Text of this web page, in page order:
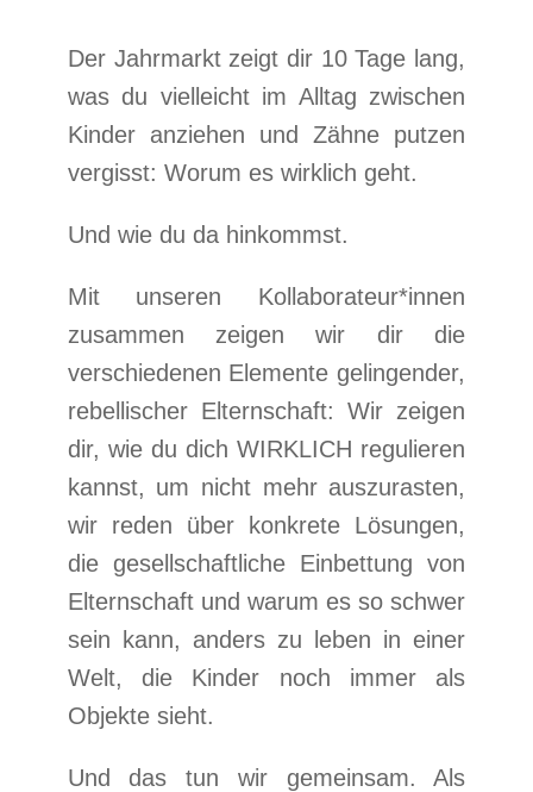
Der Jahrmarkt zeigt dir 10 Tage lang,
was du vielleicht im Alltag zwischen
Kinder anziehen und Zähne putzen
vergisst: Worum es wirklich geht.
Und wie du da hinkommst.
Mit unseren Kollaborateur*innen
zusammen zeigen wir dir die
verschiedenen Elemente gelingender,
rebellischer Elternschaft: Wir zeigen
dir, wie du dich WIRKLICH regulieren
kannst, um nicht mehr auszurasten,
wir reden über konkrete Lösungen,
die gesellschaftliche Einbettung von
Elternschaft und warum es so schwer
sein kann, anders zu leben in einer
Welt, die Kinder noch immer als
Objekte sieht.
Und das tun wir gemeinsam. Als